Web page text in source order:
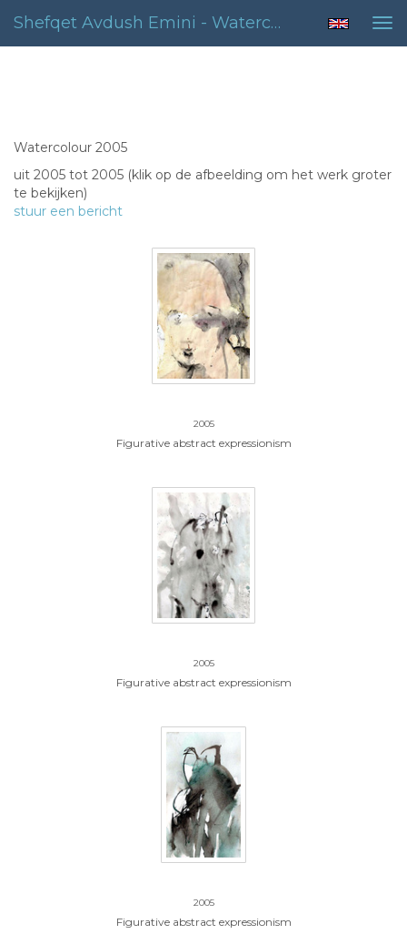
Shefqet Avdush Emini - Watercolour 2005
Watercolour 2005
uit 2005 tot 2005 (klik op de afbeelding om het werk groter
te bekijken)
stuur een bericht
2005
Figurative abstract expressionism
2005
Figurative abstract expressionism
2005
Figurative abstract expressionism